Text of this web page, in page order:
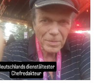
28 0